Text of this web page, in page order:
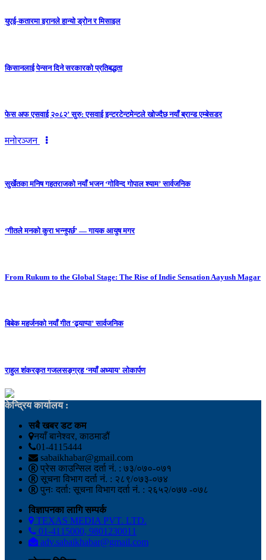
युएई-कतारमा इरानले हान्यो ड्रोन र मिसाइल
किसानलाई पेन्सन दिने सरकारको प्रतिबद्धता
फेस अफ एसवाई २०८२’ सुरु: एसवाई इन्टरटेन्टमेन्टले खोज्दैछ नयाँ ब्रान्ड एम्बेसडर
मनोरञ्जन
सुर्खेतका मनिष गहतराजको नयाँ भजन ‘गोविन्द गोपाल श्याम’ सार्वजनिक
‘गीतले मनको कुरा भन्नुपर्छ’ — गायक आयुष मगर
From Rukum to the Global Stage: The Rise of Indie Sensation Aayush Magar
बिबेक महर्जनको नयाँ गीत ‘ढ्याप्पा’ सार्वजनिक
राहुल शंकरकृत गजलसङ्ग्रह ‘नयाँ अध्याय’ लोकार्पण
केन्द्रिय कार्यालय :
सबै खबर डट कम
नयाँ बानेश्वर, काठमाडौं
01-4115444
sabaikhabar@gmail.com
प्रेस काउन्सिल दर्ता नं. : ७३/०७०-०७१
सूचना विभाग दर्ता नं. : २८९/०७३-०७४
पुनः दर्ता: सूचना विभाग दर्ता नं. : २६५२/०७७ -०७८
विज्ञापनका लागि सम्पर्क
TEXAS MEDIA PVT. LTD.
01-4115000, 9801230011
adv.sabaikhabar@gmail.com